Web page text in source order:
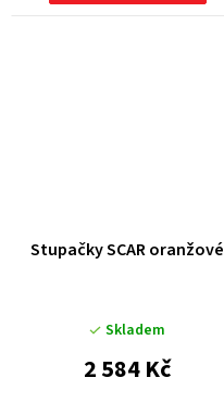
Stupačky SCAR oranžové
Skladem
2 584 Kč